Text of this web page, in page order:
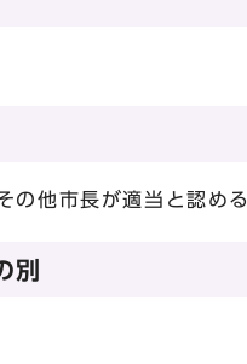
の他市長が適当と認め
別